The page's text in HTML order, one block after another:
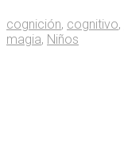
cognición, cognitivo,
magia, Niños